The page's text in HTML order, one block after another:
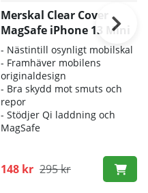
Merskal Clear Cover
MagSafe iPhone 13 Mini
- Nästintill osynligt mobilskal
- Framhäver mobilens
originaldesign
- Bra skydd mot smuts och
repor
- Stödjer Qi laddning och
MagSafe
148 kr 295 kr